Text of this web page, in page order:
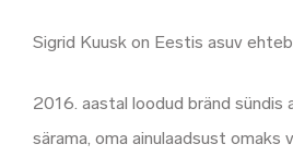
Sigrid Kuusk on Eestis asuv
2016. aastal loodud bränd sündis
särama, oma ainulaadsust omaks